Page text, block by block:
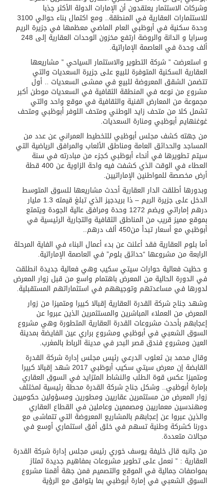
وشركات الاستثمار يعتقدون أن الإمارات الدولة الأكثر جذبا
للاستثمارات العقارية في المنطقة.. ومع اكتمال بناء حوالي 3100
وحدة سكنية في أبوظبي العام الماضي معظمها في جزيرة الريم
وسرايا و الدانة والروضة ارتفع مخزون الوحدات العقارية إلى 248
ألف وحدة في العاصمة الإماراتية.
و استعرضت ” شركة التطوير والاستثمار السياحي ” مشاريعها
العقارية السكنية المتوفرة للبيع على جزيرة السعديات والتي
تتضمن الشقق المعروضة للبيع في ممشى السعديات .. أول
مشروع من نوعه في المنطقة الثقافية في السعديات موطن أكبر
مجموعة من المعارض الفنية والثقافية في موقع واحد والتي
تشمل كلا من متحف زايد الوطني ومتحف اللوفر أبوظبي ومتحف
غوغنهايم أبوظبي ومنارة السعديات.
من جهته كشف مجلس أبوظبي للتخطيط العمراني عن عدد من
المساجد والحدائق العامة ومناطق الألعاب والمرافق الرياضية التي
سيتم تطويرها في أنحاء أبوظبي كجزء من مبادرته في سنة
العطاء في الوقت الذي كشفت فيه واحة الزاوية عن 400 قطة
أرض مخصصة للمواطنين الإماراتيين.
وبدورها أطلقت الدار العقارية أحدث مشاريعها للسوق المتوسط
الدخل على جزيرة الريم – ذا بريدجيز الذي تبلغ قيمته 1.3 مليار
درهم إماراتي ويضم 1272 وحدة ومرافق عالية الجودة ويتمتع
بموقع مميز قريب من المناطق الثقافية والتجارية الرئيسية في
أبوظبي مع أسعار تبدأ من450 ألف درهم..
أما بلوم العقارية فقد أعلنت عن بدء أعمال البناء في الفاية المرحلة
الرابعة من مشروعها “حدائق بلوم” في العاصمة الإماراتية.
و حظيت فعالية حوارات سيتي سكيب وهي فعالية جديدة انطلقت
في الدورة الحالية من المعرض باهتمام واسع من قبل زوار المعرض
لدورها في مساعدتهم وتوجيههم في استثماراتهم المستقبلية.
وشهد جناح شركة القدرة العقارية إقبالا كبيرا ومتميزا من زوار
المعرض من العملاء المباشرين والمستثمرين الذين عبروا عن
إعجابهم بأحدث مشروعات القدرة العقارية المتطورة وهي مشروع
السوق الشعبي في أبوظبي ومشروع براري عين الفايضة بمدينة
العين ومشروع فندق قصر البحر في مدينة الرباط بالمغرب.
وقال محمد بن ثعلوب الدرعي رئيس مجلس إدارة شركة القدرة
القابضة إن معرض سيتي سكيب أبوظبي 2017 شهد إقبالا كبيرا
ومتميزا عكس قوة الطلب والنشاط المتزايد في السوق العقاري
بإمارة أبوظبي.. وشكل جناح شركة القدرة محطة رئيسية لمختلف
زوار المعرض من مستثمرين عقاريين ومطورين ومسؤولين حكوميين
ومهندسين معماريين ومصممين وعاملين في القطاع العقاري
والذين عبروا عن إعجابهم بالمشاريع المعروضة التي تتماشى مع
دورنا كشركة وطنية تسهم في خلق أفق استثماري أوسع في
مجالات متعددة.
من جانبه قال خليفة يوسف خوري رئيس مجلس إدارة شركة القدرة
العقارية : ” نعمل على تطوير مشروعات بمفاهيم جديدة تمتاز
بمواصفات جمالية في الموقع والتصميم فمن جهة أقمنا مشروع
السوق الشعبي في إمارة أبوظبي بما يتوافق مع الرؤية